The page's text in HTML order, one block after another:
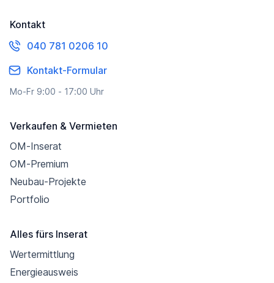
Kontakt
040 781 0206 10
Kontakt-Formular
Mo-Fr 9:00 - 17:00 Uhr
Verkaufen & Vermieten
OM-Inserat
OM-Premium
Neubau-Projekte
Portfolio
Alles fürs Inserat
Wertermittlung
Energieausweis